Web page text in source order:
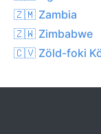
🇿🇲 Zambia
🇿🇼 Zimbabwe
🇨🇻 Zöld-foki